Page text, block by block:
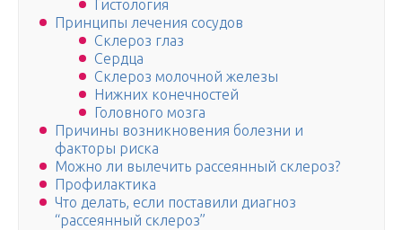
Гистология
Принципы лечения сосудов
Склероз глаз
Сердца
Склероз молочной железы
Нижних конечностей
Головного мозга
Причины возникновения болезни и
факторы риска
Можно ли вылечить рассеянный склероз?
Профилактика
Что делать, если поставили диагноз
“рассеянный склероз”